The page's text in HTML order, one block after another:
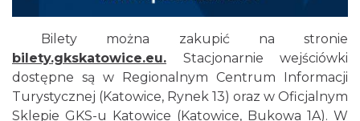
Bilety można zakupić na stronie
bilety.gkskatowice.eu. Stacjonarnie wejściówki
dostępne są w Regionalnym Centrum Informacji
Turystycznej (Katowice, Rynek 13) oraz w Oficjalnym
Sklepie GKS-u Katowice (Katowice, Bukowa 1A). W